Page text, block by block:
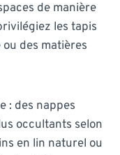
de manière
les tapis
des matières
: des nappes
occultants selon
en lin naturel ou